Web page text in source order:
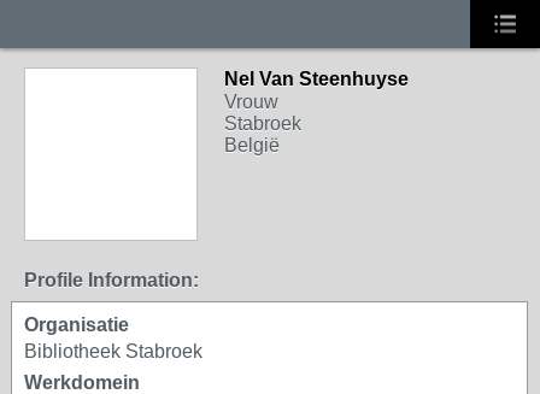
Nel Van Steenhuyse
Vrouw
Stabroek
België
Profile Information:
Organisatie
Bibliotheek Stabroek
Werkdomein